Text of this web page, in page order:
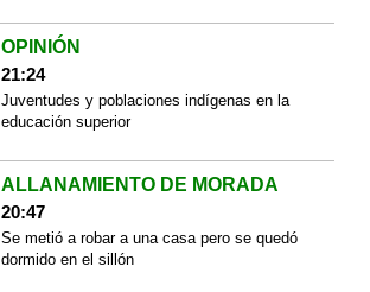
OPINIÓN
21:24
Juventudes y poblaciones indígenas en la
educación superior
ALLANAMIENTO DE MORADA
20:47
Se metió a robar a una casa pero se quedó
dormido en el sillón